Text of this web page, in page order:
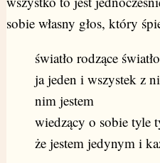
sobie własny głos, który
światło rodzące światło
ja jeden i wszystek z
nim jestem
wiedzący o sobie tyle
że jestem jedynym i